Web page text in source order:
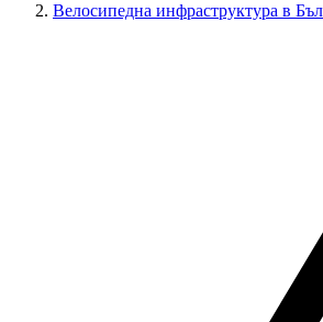
Велосипедна инфраструктура в